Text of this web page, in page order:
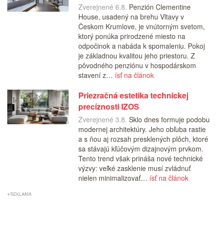
Zverejnené 6.8. Penzión Clementine
House, usadený na brehu Vltavy v
Českom Krumlove, je vnútorným svetom,
ktorý ponúka prirodzené miesto na
odpočinok a nabáda k spomaleniu. Pokoj
je základnou kvalitou jeho priestoru. Z
pôvodného penziónu v hospodárskom
stavení z… ísť na článok
Priezračná estetika technickej
precíznosti IZOS
Zverejnené 3.8. Sklo dnes formuje podobu
modernej architektúry. Jeho obľuba rastie
a s ňou aj rozsah presklených plôch, ktoré
sa stávajú kľúčovým dizajnovým prvkom.
Tento trend však prináša nové technické
výzvy: veľké zasklenie musí zvládnuť
nielen minimalizovať… ísť na článok